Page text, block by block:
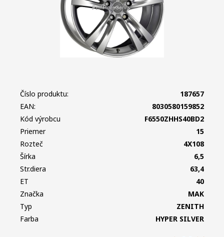
Číslo produktu:
187657
EAN:
8030580159852
Kód výrobcu
F6550ZHHS40BD2
Priemer
15
Rozteč
4X108
Šírka
6,5
Str.diera
63,4
ET
40
Značka
MAK
Typ
ZENITH
Farba
HYPER SILVER